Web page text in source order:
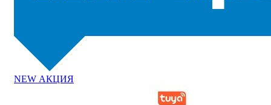
NEW АКЦИЯ